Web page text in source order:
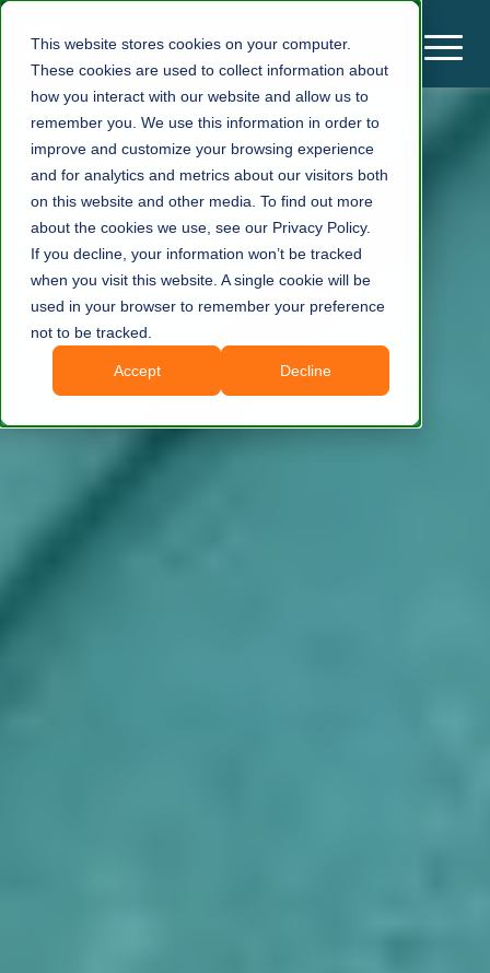
This website stores cookies on your computer.
These cookies are used to collect information about
how you interact with our website and allow us to
remember you. We use this information in order to
improve and customize your browsing experience
and for analytics and metrics about our visitors both
on this website and other media. To find out more
about the cookies we use, see our Privacy Policy.
If you decline, your information won’t be tracked
when you visit this website. A single cookie will be
used in your browser to remember your preference
not to be tracked.
Accept Decline